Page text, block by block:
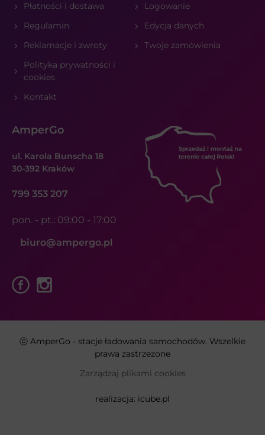
Płatności i dostawa
Regulamin
Reklamacje i zwroty
Polityka prywatności i
cookies
Kontakt
Logowanie
Edycja danych
Twoje zamówienia
AmperGo
ul. Karola Bunscha 18
30-392 Kraków
799 353 207
pon. - pt.: 09:00 - 17:00
biuro@ampergo.pl
ⓒ AmperGo - stacje ładowania samochodów. Wszelkie
prawa zastrzeżone
Zarządzaj plikami cookies
realizacja: icube.pl